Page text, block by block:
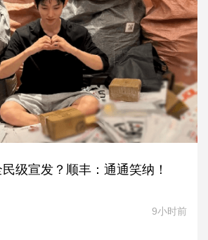
级宣发？顺丰：通通笑纳！
9小时前